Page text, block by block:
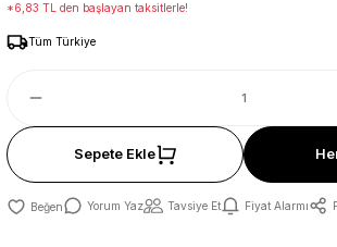
*6,83 TL den başlayan taksitlerle!
Tüm Türkiye
Sepete Ekle
Yorum Yaz Tavsiye Et Fiyat Alarmı